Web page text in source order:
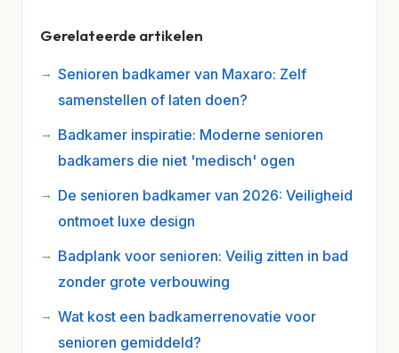
Gerelateerde artikelen
Senioren badkamer van Maxaro: Zelf
samenstellen of laten doen?
Badkamer inspiratie: Moderne senioren
badkamers die niet 'medisch' ogen
De senioren badkamer van 2026: Veiligheid
ontmoet luxe design
Badplank voor senioren: Veilig zitten in bad
zonder grote verbouwing
Wat kost een badkamerrenovatie voor
senioren gemiddeld?